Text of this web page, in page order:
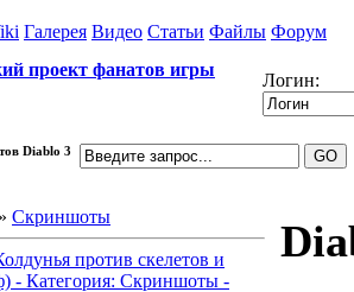
Галерея Видео Статьи Файлы Форум
проект фанатов игры
Логин:
Diablo 3
» Скриншоты